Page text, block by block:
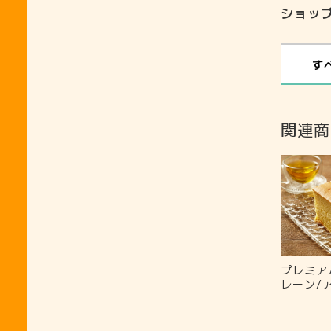
ショッ
す
関連
プレミ
レーン/